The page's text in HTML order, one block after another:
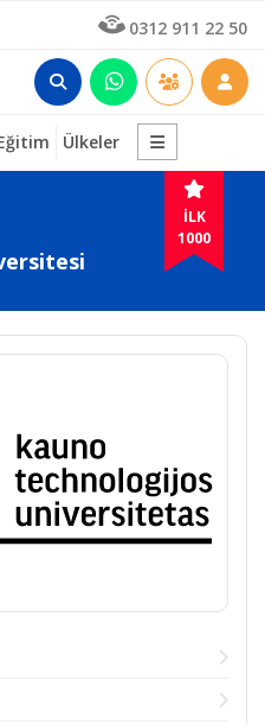
0312 911 22 50
Ülkeler
İLK
1000